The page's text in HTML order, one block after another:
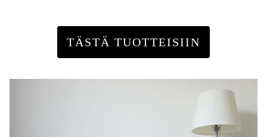
TÄSTÄ TUOTTEISIIN